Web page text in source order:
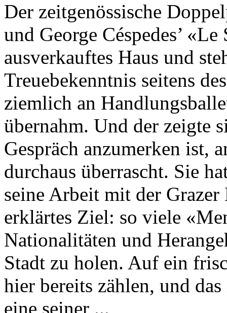
Der zeitgenössische
und George Céspedes’
ausverkauftes Haus und
Treuebekenntnis seitens
ziemlich an
übernahm. Und der zeigte
Gespräch anzumerken ist,
durchaus überrascht. Sie
seine Arbeit mit der
erklärtes Ziel: so viele
Nationalitäten und
Stadt zu holen. Auf ein
hier bereits zählen, und
eine seiner ...